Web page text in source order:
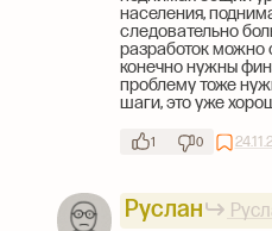
населения,
следовательно
разработок можно
конечно нужны
проблему тоже
шаги, это уже
1 0
Руслан